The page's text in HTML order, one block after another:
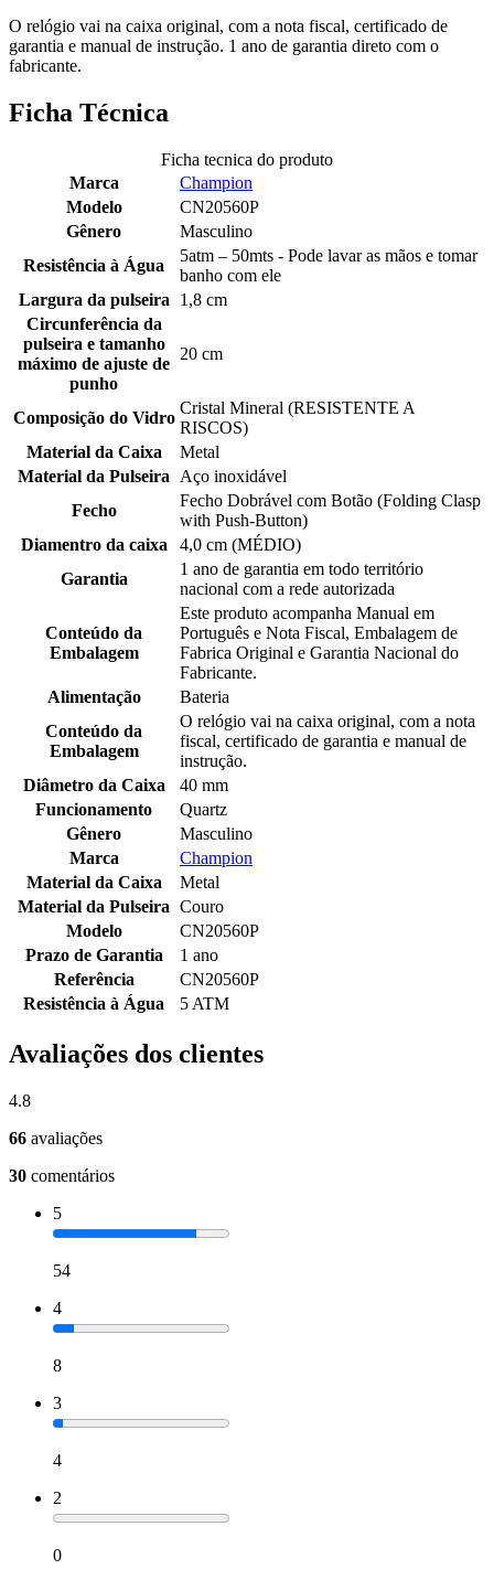
O relógio vai na caixa original, com a nota fiscal, certificado de
garantia e manual de instrução. 1 ano de garantia direto com o
fabricante.
Ficha Técnica
Ficha tecnica do produto
Marca
Champion
Modelo
CN20560P
Gênero
Masculino
Resistência à Água
5atm – 50mts - Pode lavar as mãos e tomar
banho com ele
Largura da pulseira
1,8 cm
Circunferência da
pulseira e tamanho
máximo de ajuste de
punho
20 cm
Composição do Vidro
Cristal Mineral (RESISTENTE A
RISCOS)
Material da Caixa
Metal
Material da Pulseira
Aço inoxidável
Fecho
Fecho Dobrável com Botão (Folding Clasp
with Push-Button)
Diamentro da caixa
4,0 cm (MÉDIO)
Garantia
1 ano de garantia em todo território
nacional com a rede autorizada
Conteúdo da
Embalagem
Este produto acompanha Manual em
Português e Nota Fiscal, Embalagem de
Fabrica Original e Garantia Nacional do
Fabricante.
Alimentação
Bateria
Conteúdo da
Embalagem
O relógio vai na caixa original, com a nota
fiscal, certificado de garantia e manual de
instrução.
Diâmetro da Caixa
40 mm
Funcionamento
Quartz
Gênero
Masculino
Marca
Champion
Material da Caixa
Metal
Material da Pulseira Couro
Modelo
CN20560P
Prazo de Garantia
1 ano
Referência
CN20560P
Resistência à Água
5 ATM
Avaliações dos clientes
4.8
66 avaliações
30 comentários
5
54
4
8
3
4
2
0